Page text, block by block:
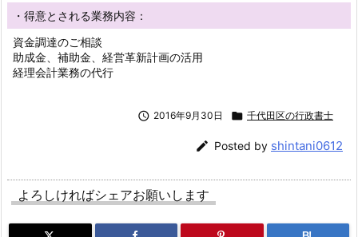
・得意とされる業務内容：
資金調達のご相談
助成金、補助金、経営革新計画の活用
経理会計業務の代行
 2016年9月30日  千代田区の行政書士
 Posted by shintani0612
よろしければシェアお願いします